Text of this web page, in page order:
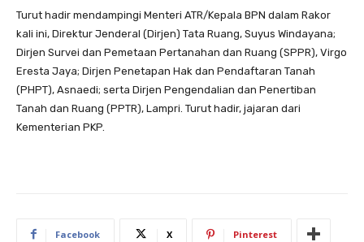
Turut hadir mendampingi Menteri ATR/Kepala BPN dalam Rakor
kali ini, Direktur Jenderal (Dirjen) Tata Ruang, Suyus Windayana;
Dirjen Survei dan Pemetaan Pertanahan dan Ruang (SPPR), Virgo
Eresta Jaya; Dirjen Penetapan Hak dan Pendaftaran Tanah
(PHPT), Asnaedi; serta Dirjen Pengendalian dan Penertiban
Tanah dan Ruang (PPTR), Lampri. Turut hadir, jajaran dari
Kementerian PKP.
Facebook X Pinterest